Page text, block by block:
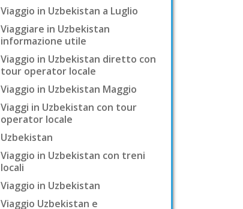
Viaggio in Uzbekistan a Luglio
Viaggiare in Uzbekistan
informazione utile
Viaggio in Uzbekistan diretto con
tour operator locale
Viaggio in Uzbekistan Maggio
Viaggi in Uzbekistan con tour
operator locale
Uzbekistan
Viaggio in Uzbekistan con treni
locali
Viaggio in Uzbekistan
Viaggio Uzbekistan e